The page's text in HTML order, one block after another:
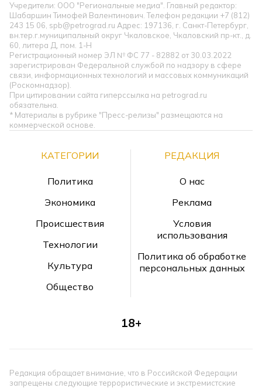
Учредители: ООО "Региональные медиа". Главный редактор:
Шабаршин Тимофей Валентинович. Телефон редакции +7 (812)
243 15 06, spb@petrograd.ru Адрес: 197136, г. Санкт-Петербург,
вн.тер.г.муниципальный округ Чкаловское, Чкаловский пр-кт., д.
60, литера Д, пом. 1-Н
Регистрационный номер ЭЛ № ФС 77 - 82882 от 30.03.2022
зарегистрирован Федеральной службой по надзору в сфере
связи, информационных технологий и массовых коммуникаций
(Роскомнадзор).
При цитировании сайта гиперссылка на petrograd.ru
обязательна.
* Материалы в рубрике "Пресс-релизы" размещаются на
коммерческой основе.
КАТЕГОРИИ
Политика
Экономика
Происшествия
Технологии
Культура
Общество
РЕДАКЦИЯ
О нас
Реклама
Условия
использования
Политика об обработке
персональных данных
18+
Редакция обращает внимание, что в Российской Федерации
запрещены следующие террористические и экстремистские